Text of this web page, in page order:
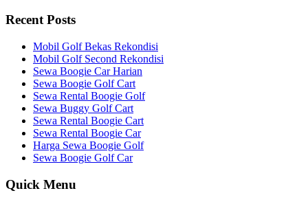
Recent Posts
Mobil Golf Bekas Rekondisi
Mobil Golf Second Rekondisi
Sewa Boogie Car Harian
Sewa Boogie Golf Cart
Sewa Rental Boogie Golf
Sewa Buggy Golf Cart
Sewa Rental Boogie Cart
Sewa Rental Boogie Car
Harga Sewa Boogie Golf
Sewa Boogie Golf Car
Quick Menu